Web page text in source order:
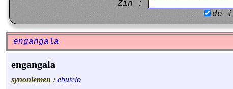
Zin :
de
engangala
engangala
synoniemen : ebutelo